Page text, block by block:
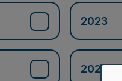
2023
2021